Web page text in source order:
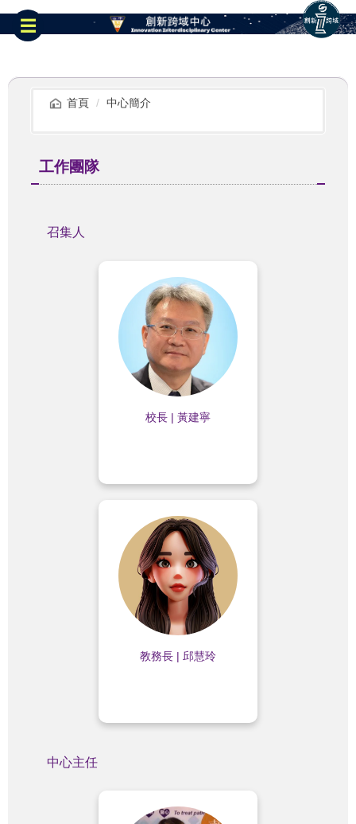
跳
主
區
☰
首頁 中心簡介
工作團隊
召集人
校長 | 黃建寧
業務內容：
✨學校整體發展與決策
教務長 | 邱慧玲
業務內容：
✨教務行政發展與推動
中心主任
業務內容：